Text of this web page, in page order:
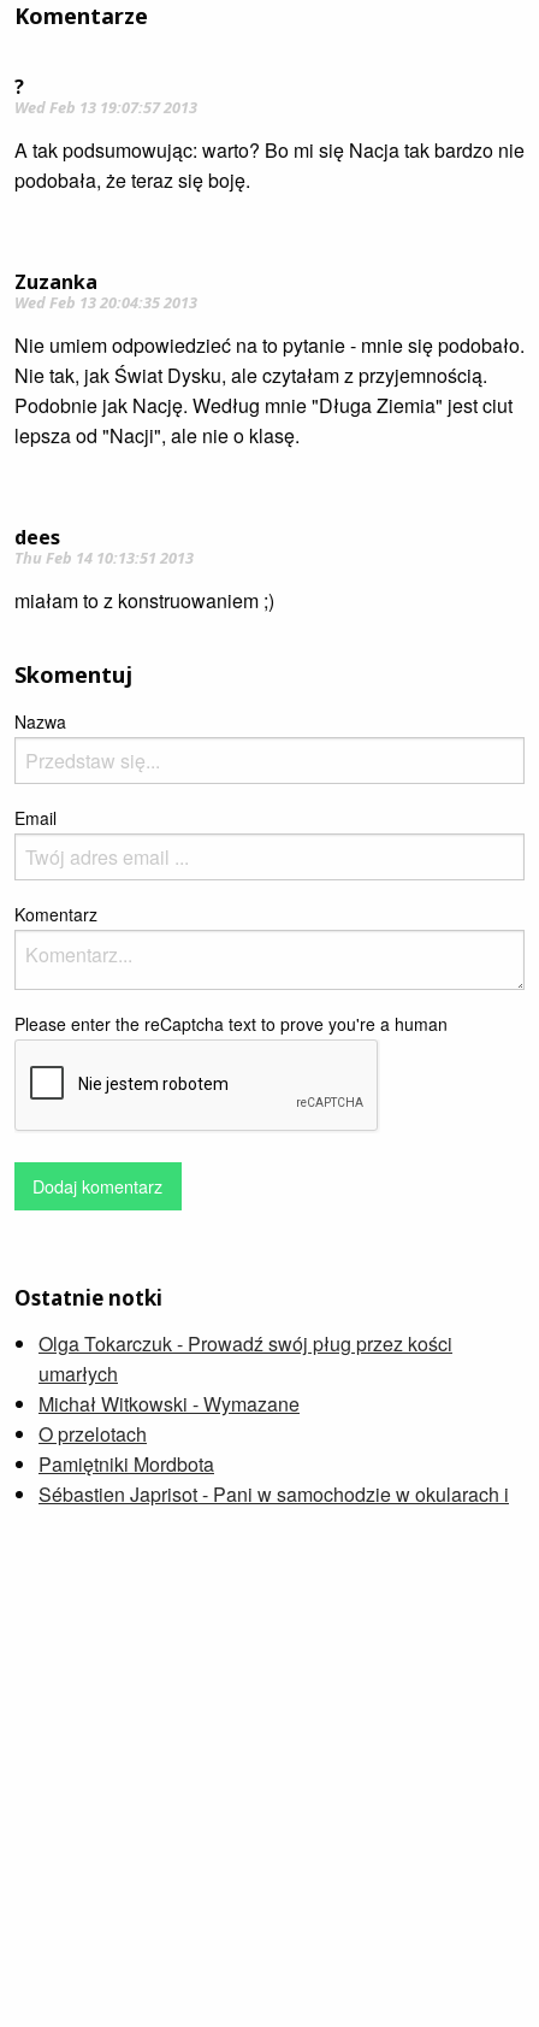
Komentarze
?
Wed Feb 13 19:07:57 2013
A tak podsumowując: warto? Bo mi się Nacja tak bardzo nie
podobała, że teraz się boję.
Zuzanka
Wed Feb 13 20:04:35 2013
Nie umiem odpowiedzieć na to pytanie - mnie się podobało.
Nie tak, jak Świat Dysku, ale czytałam z przyjemnością.
Podobnie jak Nację. Według mnie "Długa Ziemia" jest ciut
lepsza od "Nacji", ale nie o klasę.
dees
Thu Feb 14 10:13:51 2013
miałam to z konstruowaniem ;)
Skomentuj
Nazwa
Email
Komentarz
Please enter the reCaptcha text to prove you're a human
Dodaj komentarz
Ostatnie notki
Olga Tokarczuk - Prowadź swój pług przez kości
umarłych
Michał Witkowski - Wymazane
O przelotach
Pamiętniki Mordbota
Sébastien Japrisot - Pani w samochodzie w okularach i